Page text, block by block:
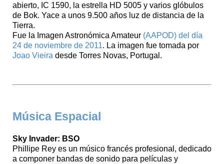
abierto, IC 1590, la estrella HD 5005 y varios glóbulos
de Bok. Yace a unos 9.500 años luz de distancia de la
Tierra.
Fue la Imagen Astronómica Amateur (AAPOD) del día
24 de noviembre de 2011. La imagen fue tomada por
Joao Vieira desde Torres Novas, Portugal.
Música Espacial
Sky Invader: BSO
Phillipe Rey es un músico francés profesional, dedicado
a componer bandas de sonido para películas y